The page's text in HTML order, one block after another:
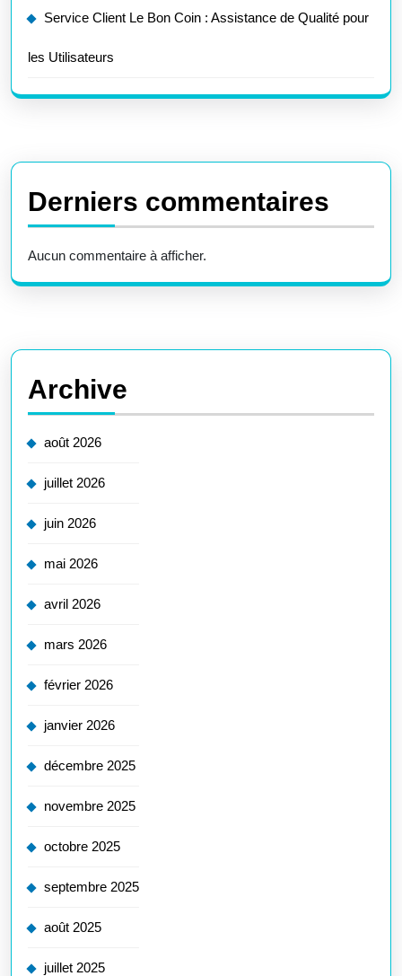
Service Client Le Bon Coin : Assistance de Qualité pour
les Utilisateurs
Derniers commentaires
Aucun commentaire à afficher.
Archive
août 2026
juillet 2026
juin 2026
mai 2026
avril 2026
mars 2026
février 2026
janvier 2026
décembre 2025
novembre 2025
octobre 2025
septembre 2025
août 2025
juillet 2025